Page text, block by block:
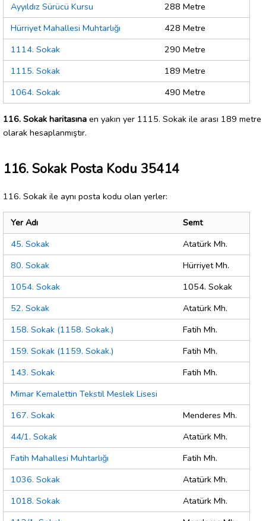
Ayyıldız Sürücü Kursu
288 Metre
Hürriyet Mahallesi Muhtarlığı
428 Metre
1114. Sokak
290 Metre
1115. Sokak
189 Metre
1064. Sokak
490 Metre
116. Sokak haritasına en yakın yer 1115. Sokak ile arası 189 metre
olarak hesaplanmıştır.
116. Sokak Posta Kodu 35414
116. Sokak ile aynı posta kodu olan yerler:
Yer Adı
Semt
45. Sokak
Atatürk Mh.
80. Sokak
Hürriyet Mh.
1054. Sokak
1054. Sokak
52. Sokak
Atatürk Mh.
158. Sokak (1158. Sokak.)
Fatih Mh.
159. Sokak (1159. Sokak.)
Fatih Mh.
143. Sokak
Fatih Mh.
Mimar Kemalettin Tekstil Meslek Lisesi
167. Sokak
Menderes Mh.
44/1. Sokak
Atatürk Mh.
Fatih Mahallesi Muhtarlığı
Fatih Mh.
1036. Sokak
Atatürk Mh.
1018. Sokak
Atatürk Mh.